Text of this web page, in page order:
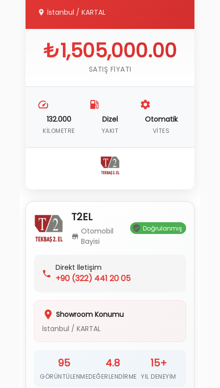
İstanbul / KARTAL
₺1,505,000.00
SATIŞ FIYATI
132.000
KILOMETRE
Dizel
YAKIT
Otomatik
VITES
T2EL
Otomobil
Bayisi
Doğrulanmış
Direkt İletişim
+90 (322) 441 20 05
Showroom Konumu
İstanbul / KARTAL
95
GÖRÜNTÜLENME
4.8
DEĞERLENDIRME
15+
YIL DENEYIM